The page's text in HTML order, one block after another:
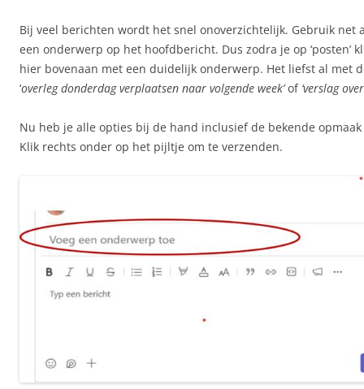
Bij veel berichten wordt het snel onoverzichtelijk. Gebruik net
een onderwerp op het hoofdbericht. Dus zodra je op ‘posten’
hier bovenaan met een duidelijk onderwerp. Het liefst al met
‘overleg donderdag verplaatsen naar volgende week’of ‘verslag
Nu heb je alle opties bij de hand inclusief de bekende
Klik rechts onder op het pijltje om te verzenden.